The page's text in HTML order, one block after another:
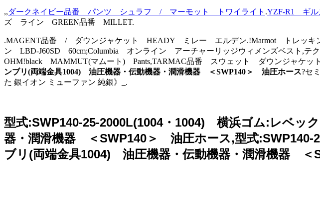
,,ダークネイビー品番 パンツ シュラフ / マーモット トワイライト .YZF-R1 ギ
ズ ライン GREEN品番 MILLET.
.MAGENT品番 / ダウンジャケット HEADY ミレー エルデン.!Marmot トレッ
ン LBD-J60SD 60cm;Columbia オンライン アーチャーリッジウィメンズベス
OHM!black MAMMUT(マムート) Pants,TARMAC品番 スウェット ダウンジャケ
ンブリ(両端金具1004) 油圧機器・伝動機器・潤滑機器 ＜SWP140＞ 油圧ホース?セ
た 銀イオン ミューファン 純銀》_.
型式:SWP140-25-2000L(1004・1004) 横浜ゴム:レベ
器・潤滑機器 ＜SWP140＞ 油圧ホース,型式
ブリ(両端金具1004) 油圧機器・伝動機器・潤滑機器